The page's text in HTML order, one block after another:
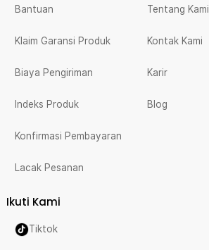
Bantuan
Klaim Garansi Produk
Biaya Pengiriman
Indeks Produk
Konfirmasi Pembayaran
Lacak Pesanan
Tentang Kami
Kontak Kami
Karir
Blog
Ikuti Kami
Tiktok